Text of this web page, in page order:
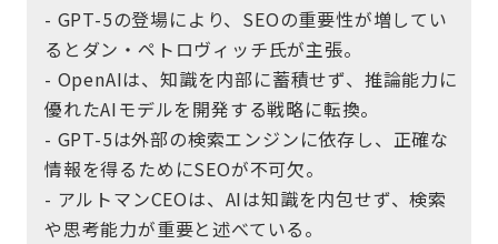
- GPT-5の登場により、SEOの重要性が増してい
るとダン・ペトロヴィッチ氏が主張。
- OpenAIは、知識を内部に蓄積せず、推論能力に
優れたAIモデルを開発する戦略に転換。
- GPT-5は外部の検索エンジンに依存し、正確な
情報を得るためにSEOが不可欠。
- アルトマンCEOは、AIは知識を内包せず、検索
や思考能力が重要と述べている。